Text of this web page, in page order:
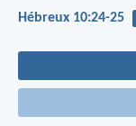
Hébreux 10:24-25